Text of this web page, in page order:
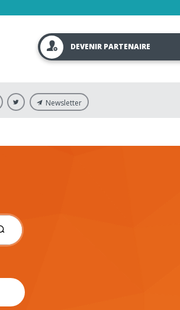
DEVENIR PARTENAIRE
Newsletter